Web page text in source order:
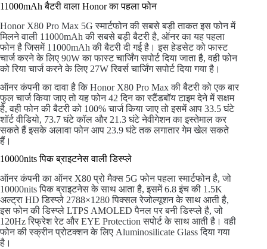
11000mAh बैटरी वाला Honor का पहला फोन
Honor X80 Pro Max 5G स्मार्टफोन की सबसे बड़ी ताकत इस फोन में
मिलने वाली 11000mAh की सबसे बड़ी बैटरी है, ऑनर का यह पहला
फोन है जिसमें 11000mAh की बैटरी दी गई है। इस हेडसेट को फास्ट
चार्ज करने के लिए 90W का फास्ट चार्जिंग सपोर्ट दिया जाता है, वही फोन
को रिया चार्ज करने के लिए 27W रिवर्स चार्जिंग सपोर्ट दिया गया है।
ऑनर कंपनी का दावा है कि Honor X80 Pro Max की बैटरी को एक बार
फुल चार्ज किया जाए तो यह फोन 42 दिन का स्टैंडबॉय टाइम देने में सक्षम
है, वही फोन की बैटरी को 100% चार्ज किया जाए तो इसमें आप 33.5 घंटे
शॉर्ट वीडियो, 73.7 घंटे कॉल और 21.3 घंटे नेवीगेशन का इस्तेमाल कर
सकते हैं इसके अलावा फोन आप 23.9 घंटे तक लगातार गेम खेल सकते
हैं।
10000nits पिक ब्राइटनेस वाली डिस्प्ले
ऑनर कंपनी का ऑनर X80 प्रो मैक्स 5G फोन पहला स्मार्टफोन है, जो
10000nits पिक ब्राइटनेस के साथ आता है, इसमें 6.8 इंच की 1.5K
अल्ट्रा HD डिस्प्ले 2788×1280 पिक्सल रेजोल्यूशन के साथ आती है,
इस फोन की डिस्प्ले LTPS AMOLED पैनल पर बनी डिस्प्ले है, जो
120Hz रिफ्रेश रेट और EYE Protection सपोर्ट के साथ आती है। वही
फोन की स्क्रीन प्रोटक्शन के लिए Aluminosilicate Glass दिया गया
है।